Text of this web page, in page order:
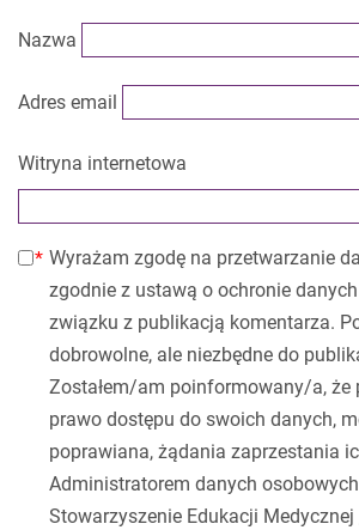
Nazwa
Adres email
Witryna internetowa
Wyrażam zgodę na przetwarzanie
zgodnie z ustawą o ochronie
związku z publikacją komentarza.
dobrowolne, ale niezbędne do
Zostałem/am poinformowany/a, że
prawo dostępu do swoich danych,
poprawiana, żądania zaprzestania
Administratorem danych
Stowarzyszenie Edukacji Medycznej